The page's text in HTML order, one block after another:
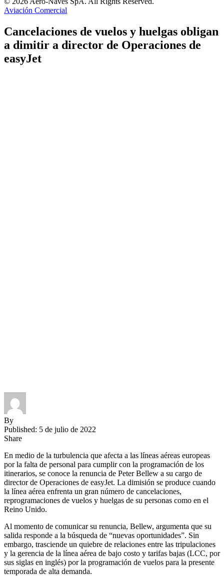
Aviación Comercial
Cancelaciones de vuelos y huelgas obligan
a dimitir a director de Operaciones de
easyJet
By
Published: 5 de julio de 2022
Share
En medio de la turbulencia que afecta a las líneas aéreas europeas
por la falta de personal para cumplir con la programación de los
itinerarios, se conoce la renuncia de Peter Bellew a su cargo de
director de Operaciones de easyJet. La dimisión se produce cuando
la línea aérea enfrenta un gran número de cancelaciones,
reprogramaciones de vuelos y huelgas de su personas como en el
Reino Unido.
Al momento de comunicar su renuncia, Bellew, argumenta que su
salida responde a la búsqueda de “nuevas oportunidades”. Sin
embargo, trasciende un quiebre de relaciones entre las tripulaciones
y la gerencia de la línea aérea de bajo costo y tarifas bajas (LCC, por
sus siglas en inglés) por la programación de vuelos para la presente
temporada de alta demanda.